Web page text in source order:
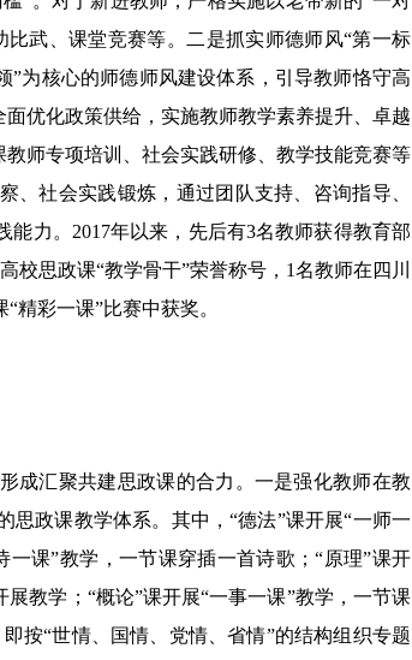
武、课堂竞赛等。二是抓实师德师风“第一标
”为核心的师德师风建设体系，引导教师恪守高
优化政策供给，实施教师教学素养提升、卓越
师专项培训、社会实践研修、教学技能竞赛等
、社会实践锻炼，通过团队支持、咨询指导、
力。2017年以来，先后有3名教师获得教育部
思政课“教学骨干”荣誉称号，1名教师在四川
精彩一课”比赛中获奖。
汇聚共建思政课的合力。一是强化教师在教
政课教学体系。其中，“德法”课开展“一师一
一课”教学，一节课穿插一首诗歌；“原理”课开
教学；“概论”课开展“一事一课”教学，一节课
按“世情、国情、党情、省情”的结构组织专题